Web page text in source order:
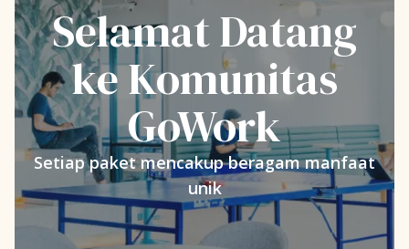
Selamat Datang
ke Komunitas
GoWork
Setiap paket mencakup beragam manfaat
unik